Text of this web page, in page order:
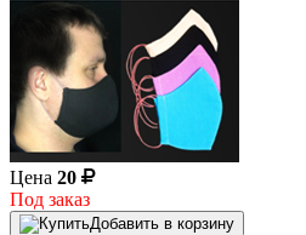
Цена 20
Под заказ
Добавить в корзину